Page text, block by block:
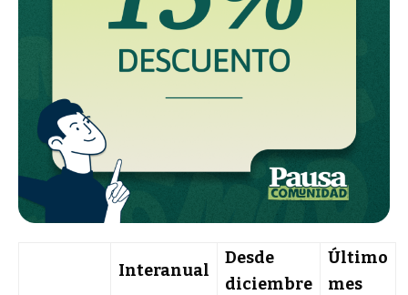
Interanual
Desde
diciembre
Último
mes